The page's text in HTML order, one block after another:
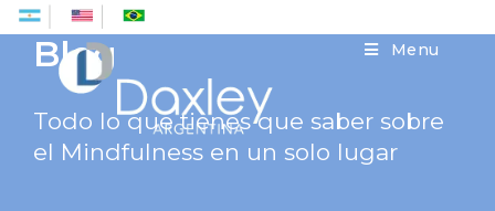
Menu
Blog
Todo lo que tienes que saber sobre
el Mindfulness en un solo lugar